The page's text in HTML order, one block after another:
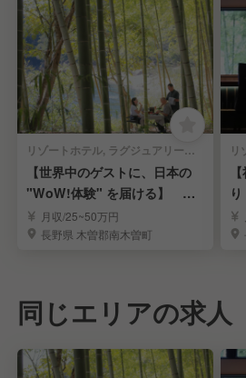
リゾートホテル, ラグジュアリーホテル | 宿泊部門 | 宿泊全般
【世界中のゲストに、日本の
"WoW!体験" を届ける】 英
語バトラー募集
月収/25~50万円
長野県 木曽郡南木曽町
同じエリアの求人